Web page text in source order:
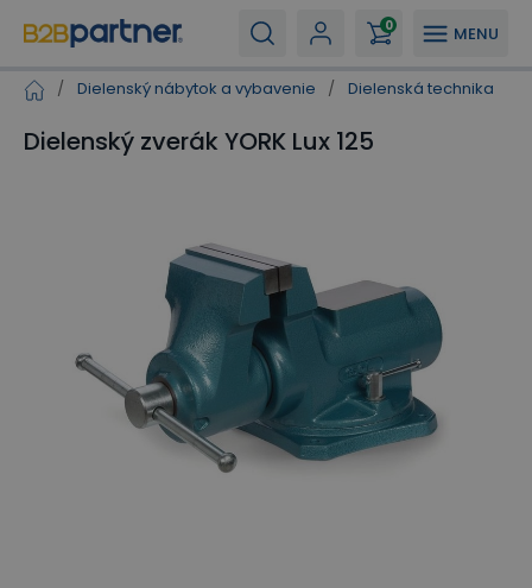
MENU
0
/ Dielenský nábytok a vybavenie / Dielenská technika
Dielenský zverák YORK Lux 125